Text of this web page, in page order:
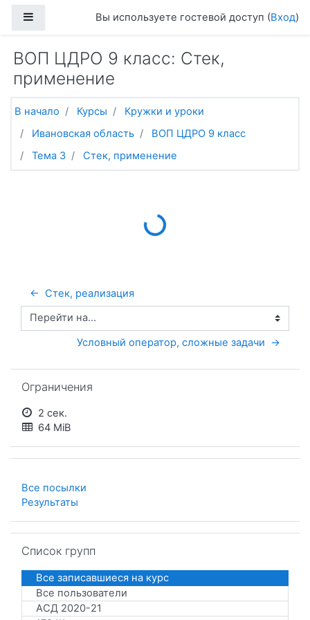
Боковая панельВы используете гостевой доступ (Вход)
ВОП ЦДРО 9 класс: Стек,
применение
В начало Курсы
Кружки и уроки
Ивановская область
ВОП ЦДРО 9 класс
Тема 3
Стек, применение
Loading...
←  Стек, реализация
Перейти на...
Условный оператор, сложные задачи  →
Ограничения
2 сек.
64 MiB
Все посылки
Результаты
Список групп
Все записавшиеся на курс
Все пользователи
АСД 2020-21